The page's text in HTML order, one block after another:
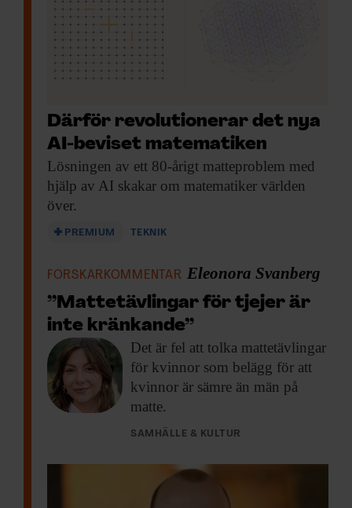
Därför revolutionerar det nya
AI-beviset matematiken
Lösningen av ett 80-årigt matteproblem med
hjälp av AI skakar om matematiker världen
över.
PREMIUM TEKNIK
FORSKARKOMMENTAR Eleonora Svanberg
”Mattetävlingar för tjejer är
inte kränkande”
Det är fel att tolka mattetävlingar
för kvinnor som belägg för att
kvinnor är sämre än män på
matte.
SAMHÄLLE & KULTUR